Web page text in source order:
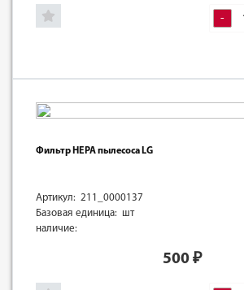
-
Фильтр HEPA пылесоса LG
Артикул: 211_0000137
Базовая единица: шт
наличие:
500 ₽